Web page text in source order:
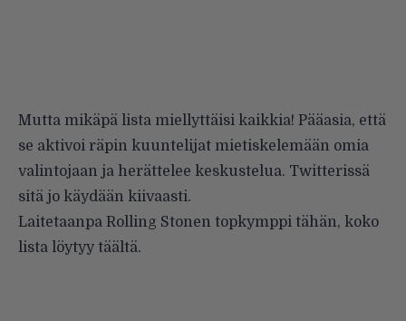
Mutta mikäpä lista miellyttäisi kaikkia! Pääasia, että
se aktivoi räpin kuuntelijat mietiskelemään omia
valintojaan ja herättelee keskustelua. Twitterissä
sitä jo käydään kiivaasti.
Laitetaanpa Rolling Stonen topkymppi tähän, koko
lista löytyy täältä.